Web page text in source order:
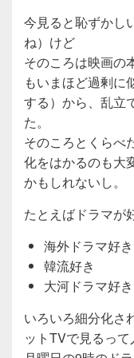
今見ると恥ずかし
ね）けど
そのころは映画の
もいまほど過剰に
する）から、乱立
た。
そのころとくらべ
化をはかるのも大
かもしれないし。
たとえばドラマが
海外ドラマ好き
韓流好き
大河ドラマ好き
いろいろ細分化さ
ットTVで見るって